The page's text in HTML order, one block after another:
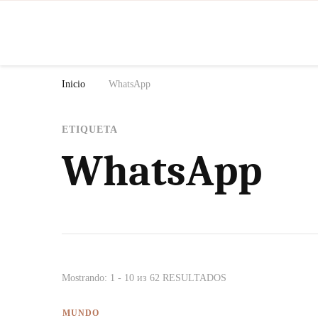
Inicio WhatsApp
ETIQUETA
WhatsApp
Mostrando: 1 - 10 из 62 RESULTADOS
MUNDO